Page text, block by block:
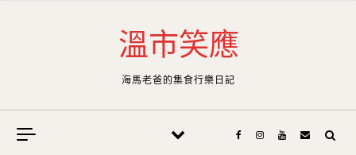
溫市笑應
海馬老爸的集食行樂日記